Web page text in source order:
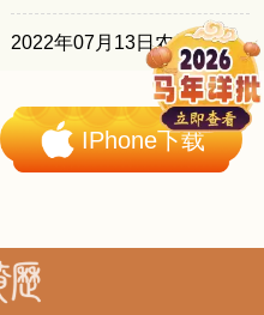
2022年07月13日农历六月十五
IPhone下载